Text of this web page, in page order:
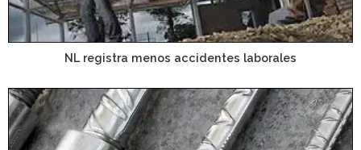
NL registra menos accidentes laborales